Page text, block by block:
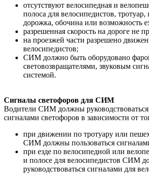
отсутствуют велосипедная и
полоса для велосипедистов, тротуар,
дорожка, обочина или возможность
разрешенная скорость на дороге не
на проезжей части разрешено
велосипедистов;
СИМ должно быть оборудовано
световозвращателями, звуковым
системой.
Сигналы светофоров для СИМ
Водители СИМ должны
сигналами светофоров в зависимости от
при движении по тротуару или
СИМ должны пользоваться
при езде по велосипедной или
и полосе для велосипедистов СИМ
руководствоваться сигналами для